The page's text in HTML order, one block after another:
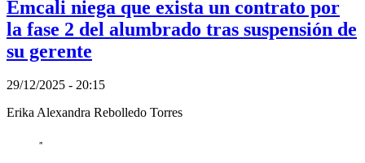
Emcali niega que exista un contrato por
la fase 2 del alumbrado tras suspensión de
su gerente
29/12/2025 - 20:15
Erika Alexandra Rebolledo Torres